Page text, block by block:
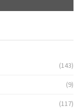
(143)
(9)
(117)